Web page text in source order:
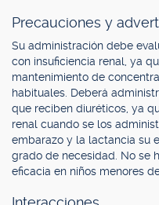
Precauciones y
Su administración debe
con insuficiencia renal, ya
mantenimiento de
habituales. Deberá
que reciben diuréticos, ya
renal cuando se los
embarazo y la lactancia su
grado de necesidad. No se
eficacia en niños menores